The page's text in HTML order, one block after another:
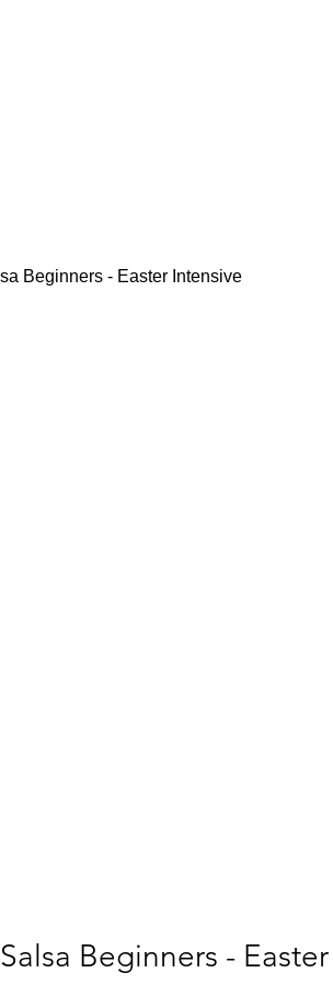
Salsa Beginners -